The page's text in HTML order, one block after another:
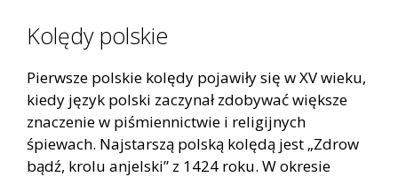
Kolędy polskie
Pierwsze polskie kolędy pojawiły się w XV wieku,
kiedy język polski zaczynał zdobywać większe
znaczenie w piśmiennictwie i religijnych
śpiewach. Najstarszą polską kolędą jest „Zdrow
bądź, krolu anjelski” z 1424 roku. W okresie